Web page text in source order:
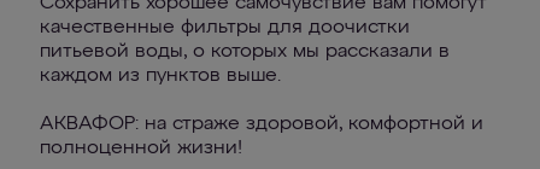
качественные фильтры для доочистки
питьевой воды, о которых мы рассказали в
каждом из пунктов выше.
АКВАФОР: на страже здоровой, комфортной и
полноценной жизни!